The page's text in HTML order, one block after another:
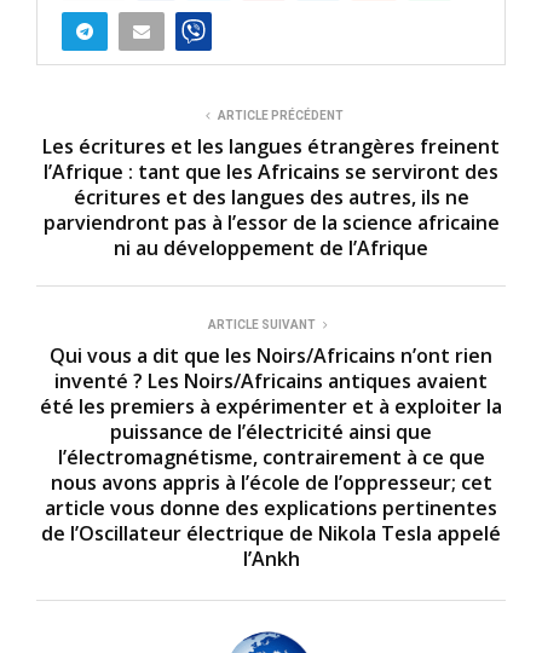
ARTICLE PRÉCÉDENT
Les écritures et les langues étrangères freinent
l’Afrique : tant que les Africains se serviront des
écritures et des langues des autres, ils ne
parviendront pas à l’essor de la science africaine
ni au développement de l’Afrique
ARTICLE SUIVANT
Qui vous a dit que les Noirs/Africains n’ont rien
inventé ? Les Noirs/Africains antiques avaient
été les premiers à expérimenter et à exploiter la
puissance de l’électricité ainsi que
l’électromagnétisme, contrairement à ce que
nous avons appris à l’école de l’oppresseur; cet
article vous donne des explications pertinentes
de l’Oscillateur électrique de Nikola Tesla appelé
l’Ankh